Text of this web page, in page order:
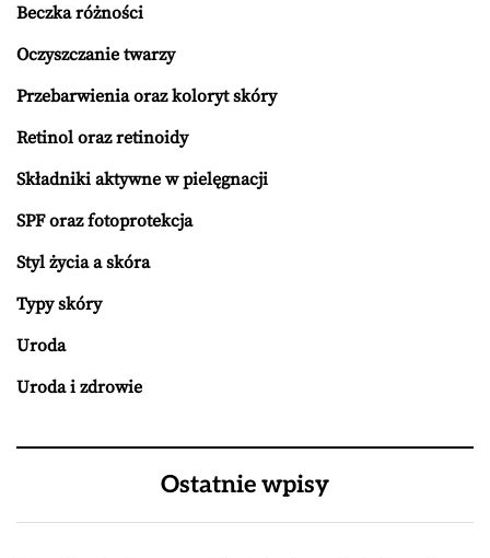
Beczka różności
Oczyszczanie twarzy
Przebarwienia oraz koloryt skóry
Retinol oraz retinoidy
Składniki aktywne w pielęgnacji
SPF oraz fotoprotekcja
Styl życia a skóra
Typy skóry
Uroda
Uroda i zdrowie
Ostatnie wpisy